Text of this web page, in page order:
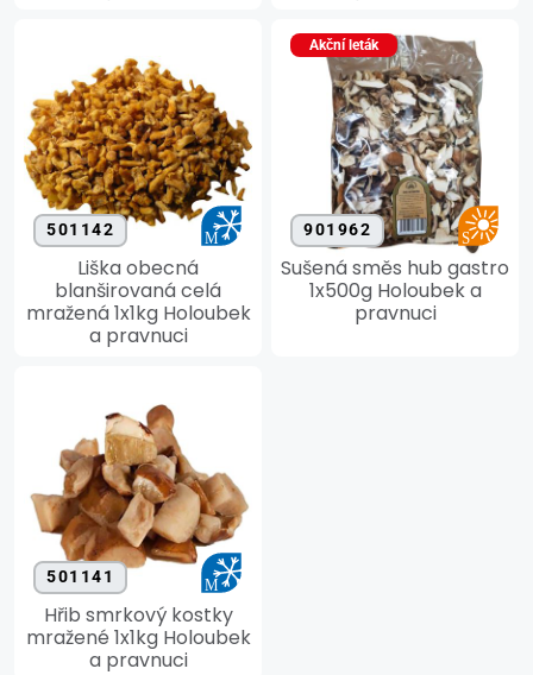
501142
Liška obecná
blanširovaná celá
mražená 1x1kg Holoubek
a pravnuci
Akční leták
901962
Sušená směs hub gastro
1x500g Holoubek a
pravnuci
501141
Hřib smrkový kostky
mražené 1x1kg Holoubek
a pravnuci